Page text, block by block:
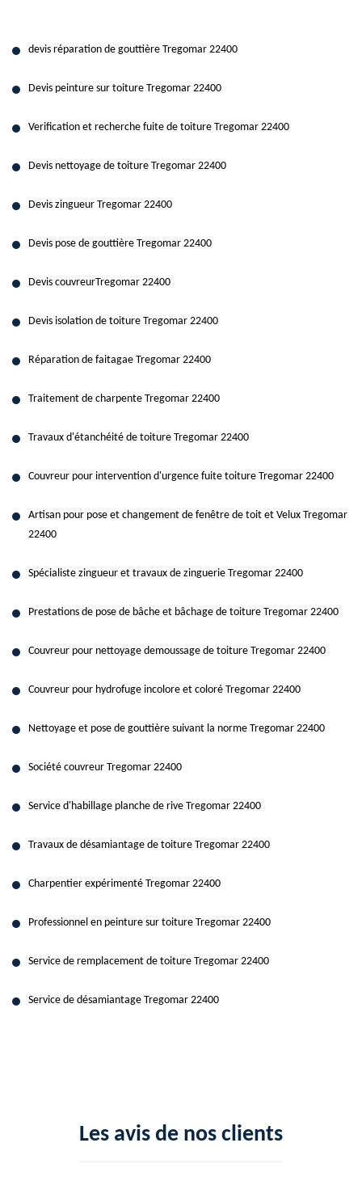
devis réparation de gouttière Tregomar 22400
Devis peinture sur toiture Tregomar 22400
Verification et recherche fuite de toiture Tregomar 22400
Devis nettoyage de toiture Tregomar 22400
Devis zingueur Tregomar 22400
Devis pose de gouttière Tregomar 22400
Devis couvreurTregomar 22400
Devis isolation de toiture Tregomar 22400
Réparation de faitagae Tregomar 22400
Traitement de charpente Tregomar 22400
Travaux d'étanchéité de toiture Tregomar 22400
Couvreur pour intervention d'urgence fuite toiture Tregomar 22400
Artisan pour pose et changement de fenêtre de toit et Velux Tregomar
22400
Spécialiste zingueur et travaux de zinguerie Tregomar 22400
Prestations de pose de bâche et bâchage de toiture Tregomar 22400
Couvreur pour nettoyage demoussage de toiture Tregomar 22400
Couvreur pour hydrofuge incolore et coloré Tregomar 22400
Nettoyage et pose de gouttière suivant la norme Tregomar 22400
Société couvreur Tregomar 22400
Service d'habillage planche de rive Tregomar 22400
Travaux de désamiantage de toiture Tregomar 22400
Charpentier expérimenté Tregomar 22400
Professionnel en peinture sur toiture Tregomar 22400
Service de remplacement de toiture Tregomar 22400
Service de désamiantage Tregomar 22400
Les avis de nos clients